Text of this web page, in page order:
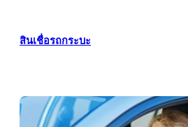
สินเชื่อรถกระบะ